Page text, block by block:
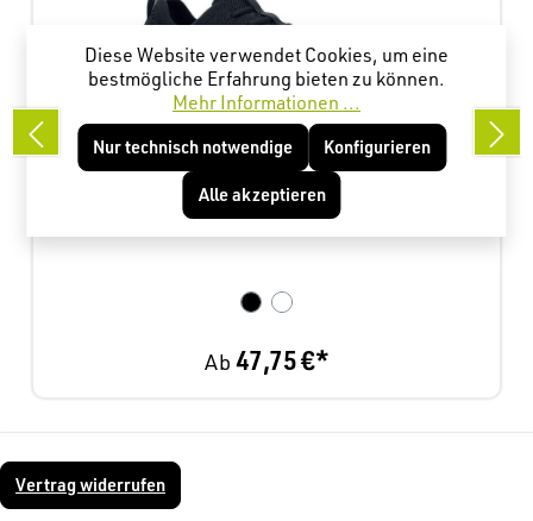
Everlight Damen
Ab 47,75 €*
Vertrag widerrufen
Diese Website verwendet Cookies, um eine
bestmögliche Erfahrung bieten zu können.
Mehr Informationen ...
Nur technisch notwendige Konfigurieren
Alle akzeptieren